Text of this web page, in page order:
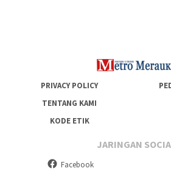
PRIVACY POLICY
TENTANG KAMI
KODE ETIK
JARINGAN
Facebook